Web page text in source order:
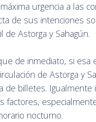
urgencia a las
de sus intenciones
de Astorga y Sahagún.
de inmediato, si
de Astorga y
de billetes.
nocturno.